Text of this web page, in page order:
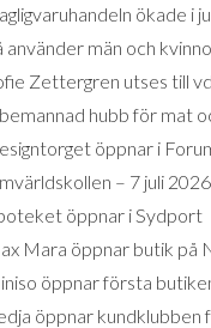
ökade i
använder män och
Zettergren utses till
hubb för mat
öppnar i
– 7 juli 2026
öppnar i Sydport
Mara öppnar butik på
öppnar första
öppnar kundklubben